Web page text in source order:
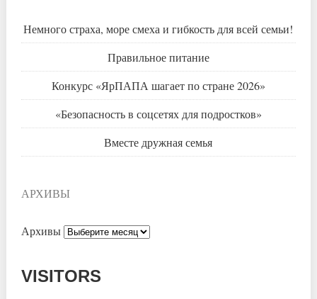
Немного страха, море смеха и гибкость для всей семьи!
Правильное питание
Конкурс «ЯрПАПА шагает по стране 2026»
«Безопасность в соцсетях для подростков»
Вместе дружная семья
АРХИВЫ
Архивы
VISITORS